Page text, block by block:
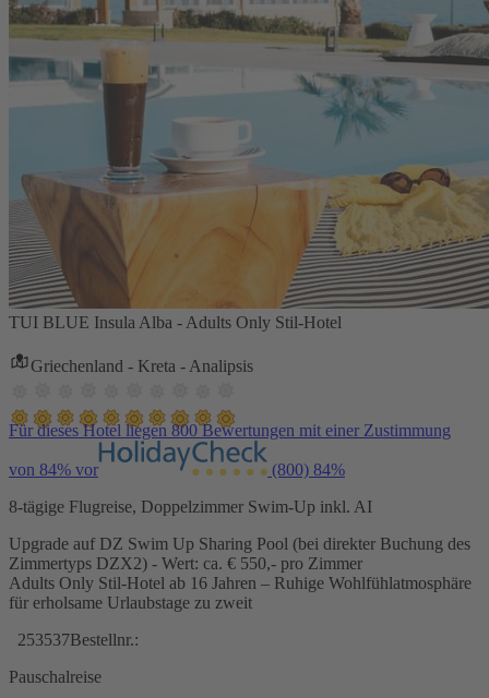
TUI BLUE Insula Alba - Adults Only Stil-Hotel
Griechenland - Kreta - Analipsis
Für dieses Hotel liegen 800 Bewertungen mit einer Zustimmung
von 84% vor (800) 84%
8-tägige Flugreise, Doppelzimmer Swim-Up inkl. AI
Upgrade auf DZ Swim Up Sharing Pool (bei direkter Buchung des
Zimmertyps DZX2) - Wert: ca. € 550,- pro Zimmer
Adults Only Stil-Hotel ab 16 Jahren – Ruhige Wohlfühlatmosphäre
für erholsame Urlaubstage zu zweit
253537Bestellnr.:
Pauschalreise